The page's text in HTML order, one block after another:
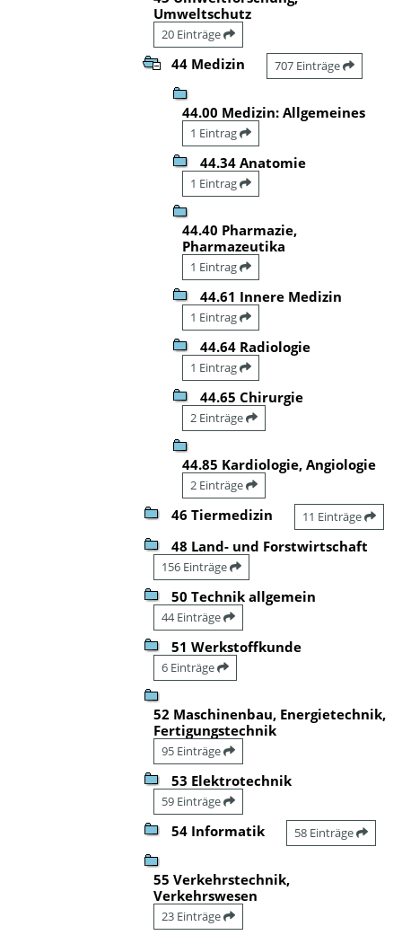
Umweltschutz
20 Einträge
44 Medizin 707 Einträge
44.00 Medizin: Allgemeines
1 Eintrag
44.34 Anatomie
1 Eintrag
44.40 Pharmazie,
Pharmazeutika
1 Eintrag
44.61 Innere Medizin
1 Eintrag
44.64 Radiologie
1 Eintrag
44.65 Chirurgie
2 Einträge
44.85 Kardiologie, Angiologie
2 Einträge
46 Tiermedizin 11 Einträge
48 Land- und Forstwirtschaft
156 Einträge
50 Technik allgemein
44 Einträge
51 Werkstoffkunde
6 Einträge
52 Maschinenbau, Energietechnik,
Fertigungstechnik
95 Einträge
53 Elektrotechnik
59 Einträge
54 Informatik 58 Einträge
55 Verkehrstechnik,
Verkehrswesen
23 Einträge